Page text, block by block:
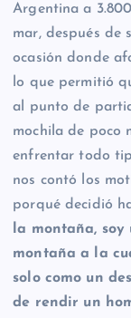
Argentina a
mar, después de
ocasión donde
lo que permitió
al punto de
mochila de poco
enfrentar todo
nos contó los
porqué decidió
la montaña,
montaña a la
solo como un
de rendir un